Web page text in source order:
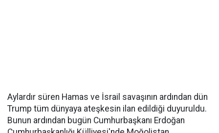
Aylardır süren Hamas ve İsrail savaşının ardından dün
Trump tüm dünyaya ateşkesin ilan edildiği duyuruldu.
Bunun ardından bugün Cumhurbaşkanı Erdoğan